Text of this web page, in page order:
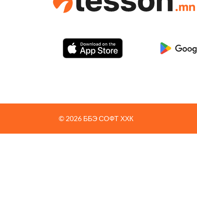
© 2026 ББЭ СОФТ ХХК